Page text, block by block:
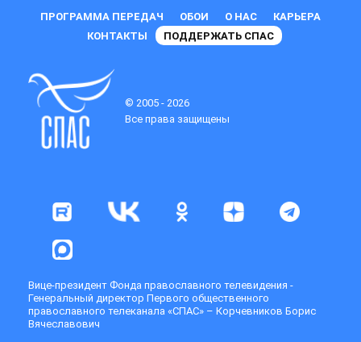
ПРОГРАММА ПЕРЕДАЧ ОБОИ О НАС
КАРЬЕРА
КОНТАКТЫ
ПОДДЕРЖАТЬ СПАС
© 2005 - 2026
Все права защищены
Вице-президент Фонда православного телевидения -
Генеральный директор Первого общественного
православного телеканала «СПАС» – Корчевников Борис
Вячеславович